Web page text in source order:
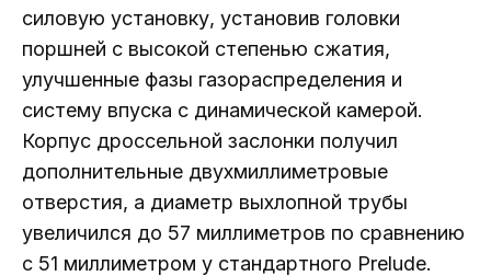
силовую установку, установив головки
поршней с высокой степенью сжатия,
улучшенные фазы газораспределения и
систему впуска с динамической камерой.
Корпус дроссельной заслонки получил
дополнительные двухмиллиметровые
отверстия, а диаметр выхлопной трубы
увеличился до 57 миллиметров по сравнению
с 51 миллиметром у стандартного Prelude.